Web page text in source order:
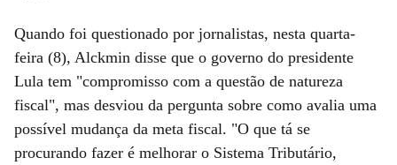
Quando foi questionado por jornalistas, nesta quarta-
feira (8), Alckmin disse que o governo do presidente
Lula tem "compromisso com a questão de natureza
fiscal", mas desviou da pergunta sobre como avalia uma
possível mudança da meta fiscal. "O que tá se
procurando fazer é melhorar o Sistema Tributário,